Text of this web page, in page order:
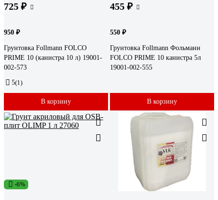
725 ₽
950 ₽
Грунтовка Follmann FOLCO
PRIME 10 (канистра 10 л) 19001-
002-573
5(1)
В корзину
455 ₽
550 ₽
Грунтовка Follmann Фольманн
FOLCO PRIME 10 канистра 5л
19001-002-555
В корзину
-6%